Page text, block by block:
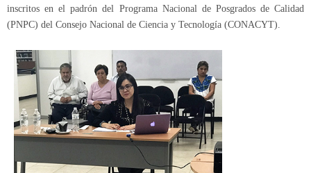
inscritos en el padrón del Programa Nacional de Posgrados de Calidad
(PNPC) del Consejo Nacional de Ciencia y Tecnología (CONACYT).